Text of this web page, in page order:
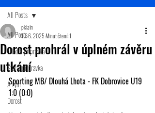
All Posts
Mladší přípravka
Starší přípravka
A tým
Dorost
All Posts
Dorost prohrál v úplném závěru
utkání
pklain
10. 6. 2025Minut čtení: 1
Sporting MB/ Dlouhá Lhota - FK Dobrovice U19
1:0 (0:0)